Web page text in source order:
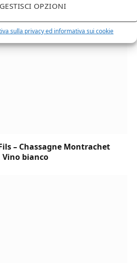
GESTISCI OPZIONI
sulla privacy ed informativa sui cookie
Produzione Limitata, 750 Ml
– Chassagne Montrachet
Vino bianco